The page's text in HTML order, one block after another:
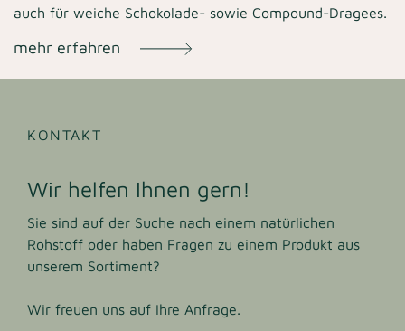
auch für weiche Schokolade- sowie Compound-Dragees.
mehr erfahren
KONTAKT
Wir helfen Ihnen gern!
Sie sind auf der Suche nach einem natürlichen
Rohstoff oder haben Fragen zu einem Produkt aus
unserem Sortiment?
Wir freuen uns auf Ihre Anfrage.